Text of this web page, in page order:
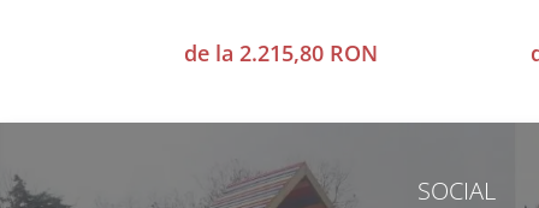
de la 2.215,80 RON
SOCIAL